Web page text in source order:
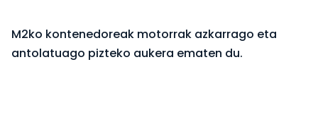
M2ko kontenedoreak motorrak azkarrago eta
antolatuago pizteko aukera ematen du.